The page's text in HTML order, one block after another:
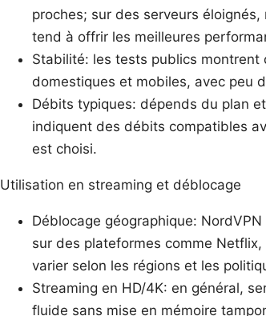
proches; sur des serveurs
tend à offrir les meilleures
Stabilité: les tests publics
domestiques et mobiles, avec peu
Débits typiques: dépends du plan
indiquent des débits compatibles
est choisi.
Utilisation en streaming et déblocage
Déblocage géographique:
sur des plateformes comme
varier selon les régions et les
Streaming en HD/4K: en général,
fluide sans mise en mémoire